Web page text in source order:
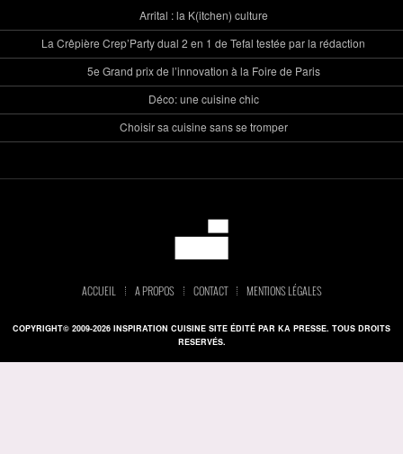
Arrital : la K(itchen) culture
La Crêpière Crep’Party dual 2 en 1 de Tefal testée par la rédaction
5e Grand prix de l’innovation à la Foire de Paris
Déco: une cuisine chic
Choisir sa cuisine sans se tromper
ACCUEIL A PROPOS CONTACT MENTIONS LÉGALES
COPYRIGHT© 2009-2026 INSPIRATION CUISINE SITE ÉDITÉ PAR KA PRESSE. TOUS DROITS
RESERVÉS.